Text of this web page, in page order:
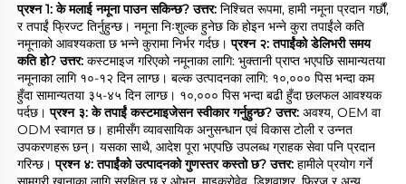
प्रश्न 1: के मलाई नमूना पाउन सकिन्छ? उत्तर: निश्चित रूपमा, हामी नमूना प्रदान गर्छौं,
र तपाईं फ्रिज्ट तिर्नुहुन्छ। नमूना निःशुल्क हुनेछ कि होइन भन्ने कुरा तपाईंले कति
नमूनाको आवश्यकता छ भन्ने कुरामा निर्भर गर्दछ। प्रश्न २: तपाईंको डेलिभरी समय
कति हो? उत्तर: कस्टमाइज गरिएको नमूनाका लागि: भुक्तानी प्राप्त भएपछि सामान्यतया
नमूनाका लागि १०-१२ दिन लाग्छ। बल्क उत्पादनका लागि: १०,००० पिस भन्दा कम
हुँदा सामान्यतया ३५-४५ दिन लाग्छ। १०,००० पिस भन्दा बढी हुँदा छलफल आवश्यक
पर्दछ। प्रश्न ३: के तपाईं कस्टमाइजेसन स्वीकार गर्नुहुन्छ? उत्तर: अवश्य, OEM वा
ODM स्वागत छ। हामीसँग व्यावसायिक अनुसन्धान एवं विकास टोली र उन्नत
उपकरणहरू छन्। यसका साथै, आदेश पूरा भएपछि उपलब्ध ग्राहक सेवा पनि प्रदान
गरिन्छ। प्रश्न ४: तपाईंको उत्पादनको गुणस्तर कस्तो छ? उत्तर: हामीले प्रयोग गर्ने